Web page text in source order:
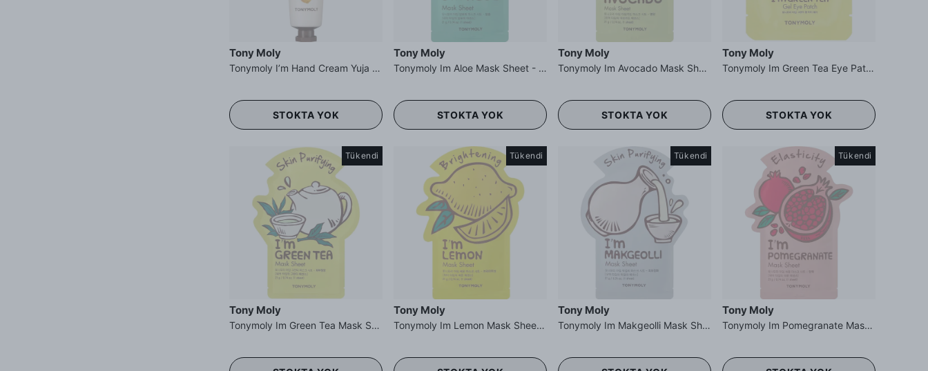
Tony Moly
Tonymoly I’m Hand Cream Yuja - Yuja Özlü El Kremi
STOKTA YOK
Tony Moly
Tonymoly Im Aloe Mask Sheet - Aloe Vera Maskesi Nemlendirme
STOKTA YOK
Tony Moly
Tonymoly Im Avocado Mask Sheet - Avokado Maskesi Besleyici
STOKTA YOK
Tony Moly
Tonymoly Im Green Tea Eye Patch - Yeşil Çay Göz Altı Maskesi
STOKTA YOK
Tükendi
Tony Moly
Tonymoly Im Green Tea Mask Sheet - Yeşil Çay Maskesi
Tükendi
Tony Moly
Tonymoly Im Lemon Mask Sheet - Limon Maskesi Aydınlatma
Tükendi
Tony Moly
Tonymoly Im Makgeolli Mask Sheet - Pirinç Şarabı Maskesi Temizleme
Tükendi
Tony Moly
Tonymoly Im Pomegranate Mask Sheet - Nar Maskesi Esneklik